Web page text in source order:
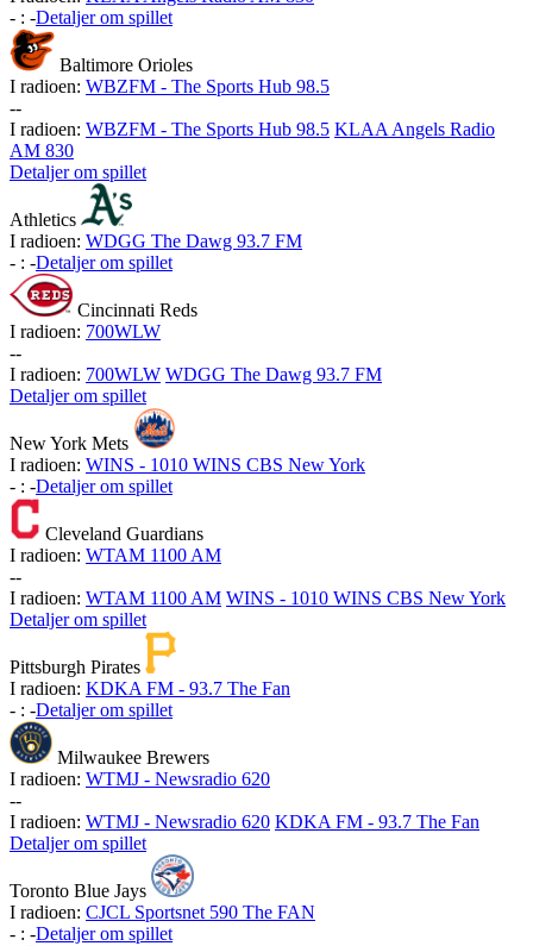
- : -Detaljer om spillet
Baltimore Orioles
I radioen: WBZFM - The Sports Hub 98.5
--
I radioen: WBZFM - The Sports Hub 98.5 KLAA Angels Radio
AM 830
Detaljer om spillet
Athletics
I radioen: WDGG The Dawg 93.7 FM
- : -Detaljer om spillet
Cincinnati Reds
I radioen: 700WLW
--
I radioen: 700WLW WDGG The Dawg 93.7 FM
Detaljer om spillet
New York Mets
I radioen: WINS - 1010 WINS CBS New York
- : -Detaljer om spillet
Cleveland Guardians
I radioen: WTAM 1100 AM
--
I radioen: WTAM 1100 AM WINS - 1010 WINS CBS New York
Detaljer om spillet
Pittsburgh Pirates
I radioen: KDKA FM - 93.7 The Fan
- : -Detaljer om spillet
Milwaukee Brewers
I radioen: WTMJ - Newsradio 620
--
I radioen: WTMJ - Newsradio 620 KDKA FM - 93.7 The Fan
Detaljer om spillet
Toronto Blue Jays
I radioen: CJCL Sportsnet 590 The FAN
- : -Detaljer om spillet